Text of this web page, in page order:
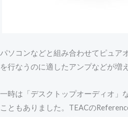
パソコンなどと組み合わせてピュア
を行なうのに適したアンプなどが増
一時は「デスクトップオーディオ」
こともありました。TEACの